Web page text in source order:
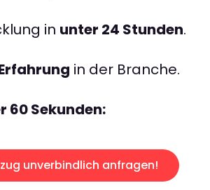
in unter 24 Stunden.
in der Branche.
60 Sekunden:
unverbindlich anfragen!